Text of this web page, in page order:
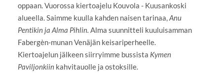
oppaan. Vuorossa kiertoajelu Kouvola - Kuusankoski
alueella. Saimme kuulla kahden naisen tarinaa,Anu
Pentikin ja Alma Pihlin. Alma suunnitteli kuuluisamman
Fabergèn-munan Venäjän keisariperheelle.
Kiertoajelun jälkeen siirryimme bussista Kymen
Paviljonkiin kahvitauolle ja ostoksille.